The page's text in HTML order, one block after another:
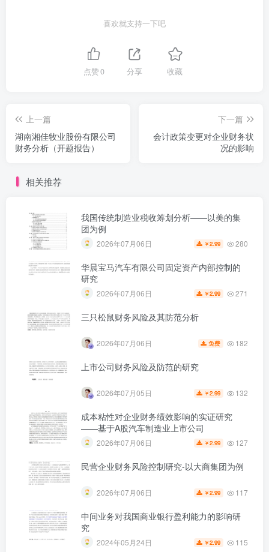
第5页 / 共15页
喜欢就支持一下吧
点赞0 分享 收藏
上一篇
湖南湘佳牧业股份有限公司
财务分析（开题报告）
下一篇
会计政策变更对企业财务状
况的影响
相关推荐
我国传统制造业税收筹划分析——以美的集
团为例
2026年07月06日 ￥2.99 280
华晨宝马汽车有限公司固定资产内部控制的
研究
2026年07月06日 ￥2.99 271
三只松鼠财务风险及其防范分析
2026年07月06日 免费 182
上市公司财务风险及防范的研究
2026年07月05日 ￥2.99 132
成本粘性对企业财务绩效影响的实证研究
——基于A股汽车制造业上市公司
2026年07月06日 ￥2.99 127
民营企业财务风险控制研究-以大商集团为例
2026年07月06日 ￥2.99 117
中间业务对我国商业银行盈利能力的影响研
究
2024年05月24日 ￥2.99 115